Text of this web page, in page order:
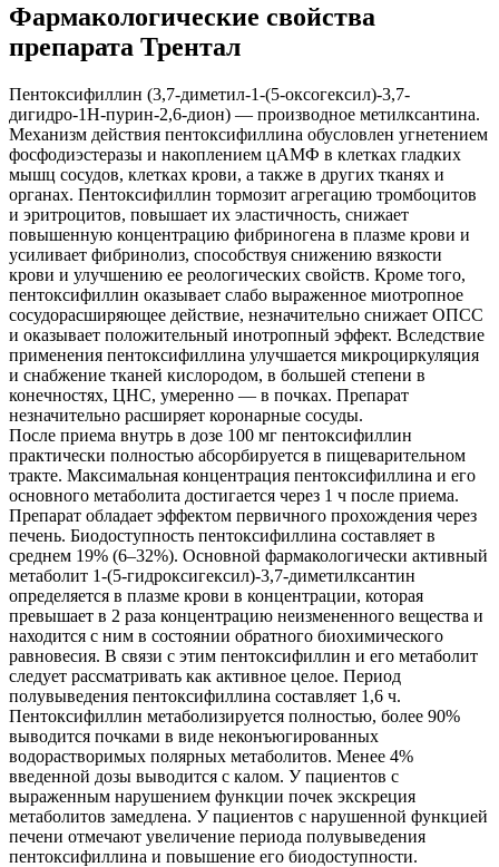
Фармакологические свойства
препарата Трентал
Пентоксифиллин (3,7-диметил-1-(5-оксогексил)-3,7-
дигидро-1Н-пурин-2,6-дион) — производное метилксантина.
Механизм действия пентоксифиллина обусловлен угнетением
фосфодиэстеразы и накоплением цАМФ в клетках гладких
мышц сосудов, клетках крови, а также в других тканях и
органах. Пентоксифиллин тормозит агрегацию тромбоцитов
и эритроцитов, повышает их эластичность, снижает
повышенную концентрацию фибриногена в плазме крови и
усиливает фибринолиз, способствуя снижению вязкости
крови и улучшению ее реологических свойств. Кроме того,
пентоксифиллин оказывает слабо выраженное миотропное
сосудорасширяющее действие, незначительно снижает ОПСС
и оказывает положительный инотропный эффект. Вследствие
применения пентоксифиллина улучшается микроциркуляция
и снабжение тканей кислородом, в большей степени в
конечностях, ЦНС, умеренно — в почках. Препарат
незначительно расширяет коронарные сосуды.
После приема внутрь в дозе 100 мг пентоксифиллин
практически полностью абсорбируется в пищеварительном
тракте. Максимальная концентрация пентоксифиллина и его
основного метаболита достигается через 1 ч после приема.
Препарат обладает эффектом первичного прохождения через
печень. Биодоступность пентоксифиллина составляет в
среднем 19% (6–32%). Основной фармакологически активный
метаболит 1-(5-гидроксигексил)-3,7-диметилксантин
определяется в плазме крови в концентрации, которая
превышает в 2 раза концентрацию неизмененного вещества и
находится с ним в состоянии обратного биохимического
равновесия. В связи с этим пентоксифиллин и его метаболит
следует рассматривать как активное целое. Период
полувыведения пентоксифиллина составляет 1,6 ч.
Пентоксифиллин метаболизируется полностью, более 90%
выводится почками в виде неконъюгированных
водорастворимых полярных метаболитов. Менее 4%
введенной дозы выводится с калом. У пациентов с
выраженным нарушением функции почек экскреция
метаболитов замедлена. У пациентов с нарушенной функцией
печени отмечают увеличение периода полувыведения
пентоксифиллина и повышение его биодоступности.